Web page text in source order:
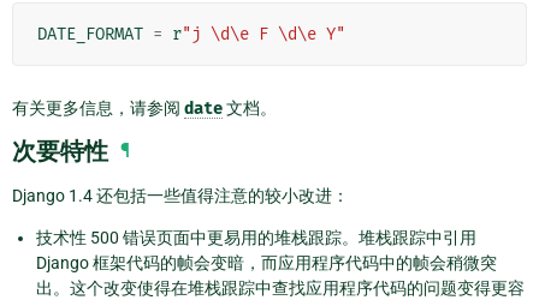
DATE_FORMAT = r"j \d\e F \d\e Y"
有关更多信息，请参阅 date文档。
次要特性 ¶
Django 1.4 还包括一些值得注意的较小改进：
技术性 500 错误页面中更易用的堆栈跟踪。堆栈跟踪中引用
Django 框架代码的帧会变暗，而应用程序代码中的帧会稍微突
出。这个改变使得在堆栈跟踪中查找应用程序代码的问题变得更容